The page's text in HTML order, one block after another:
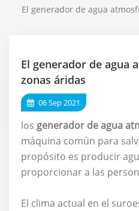
El generador de agua
El generador de agua
zonas áridas
06 Sep 2021
los generador de agua
máquina común para
propósito es producir
proporcionar a las
El clima actual en el